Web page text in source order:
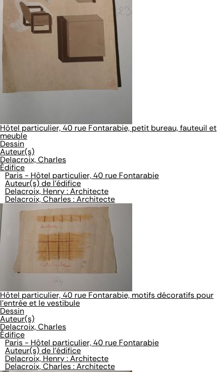
Hôtel particulier, 40 rue Fontarabie, petit bureau, fauteuil et
meuble
Dessin
Auteur(s)
Delacroix, Charles
Édifice
Paris - Hôtel particulier, 40 rue Fontarabie
Auteur(s) de l'édifice
Delacroix, Henry : Architecte
Delacroix, Charles : Architecte
Hôtel particulier, 40 rue Fontarabie, motifs décoratifs pour
l'entrée et le vestibule
Dessin
Auteur(s)
Delacroix, Charles
Édifice
Paris - Hôtel particulier, 40 rue Fontarabie
Auteur(s) de l'édifice
Delacroix, Henry : Architecte
Delacroix, Charles : Architecte